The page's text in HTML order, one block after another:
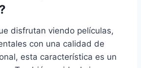
disfrutan viendo películas,
con una calidad de
esta característica es un